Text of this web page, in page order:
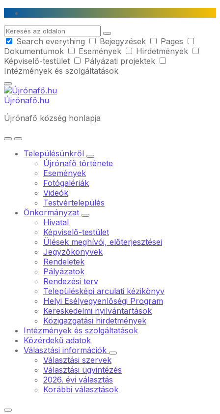
Skip
content
Skip
main
navigation
Skip
footer
Search
Search everything
Bejegyzések
Pages
Dokumentumok
Események
Hirdetmények
Képviselő-testület
Pályázati projektek
Intézmények és szolgáltatások
Újrónafő.hu
Újrónafő község honlapja
Településünkről
Újrónafő története
Események
Fotógalériák
Videók
Testvértelepülés
Önkormányzat
Hivatal
Képviselő-testület
Ülések meghívói, előterjesztései
Jegyzőkönyvek
Rendeletek
Pályázatok
Rendezési terv
Településképi arculati kézikönyv
Helyi Esélyegyenlőségi Program
Kereskedelmi nyilvántartások
Közigazgatási hirdetmények
Intézmények és szolgáltatások
Közérdekű adatok
Választási információk
Választási szervek
Választási ügyintézés
2026. évi választás
Korábbi választások